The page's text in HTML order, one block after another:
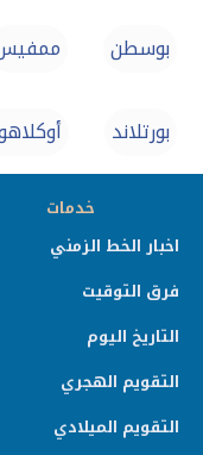
بوسطن
بورتلاند
خدمات
اخبار الخط الزمني
فرق التوقيت
التاريخ اليوم
التقويم الهجري
التقويم الميلادي